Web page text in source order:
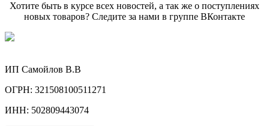
Хотите быть в курсе всех новостей, а так же о поступлениях
новых товаров? Следите за нами в группе ВКонтакте
ИП Самойлов В.В
ОГРН: 321508100511271
ИНН: 502809443074